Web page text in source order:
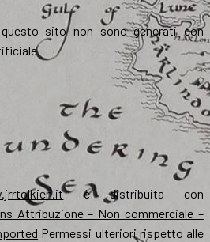
sito non sono generati con
è distribuita con
Attribuzione – Non commerciale –
Permessi ulteriori rispetto alle